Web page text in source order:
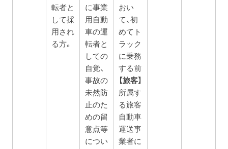
転者と
して採
用され
る方。
に事業
用自動
車の運
転者と
しての
自覚、
事故の
未然防
止のた
めの留
意点等
につい
おい
て、初
めてト
ラック
に乗務
する前
【旅客】
所属す
る旅客
自動車
運送事
業者に